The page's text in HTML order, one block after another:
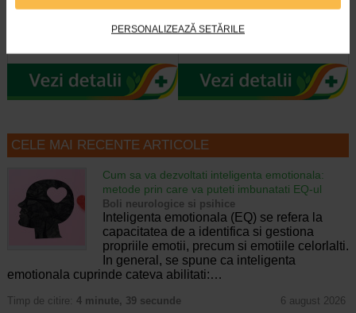
PERSONALIZEAZĂ SETĂRILE
Pasta de dinti Dabur cu carbune
activ, piper negru si ghimbir ofera o
Pasta de dinti Dabur cu Neem este
inspirata din traditia ayurvedica si
CELE MAI RECENTE ARTICOLE
Cum sa va dezvoltati inteligenta emotionala:
metode prin care va puteti imbunatati EQ-ul
Boli neurologice si psihice
Inteligenta emotionala (EQ) se refera la
capacitatea de a identifica si gestiona
propriile emotii, precum si emotiile celorlalti.
In general, se spune ca inteligenta
emotionala cuprinde cateva abilitati:…
Timp de citire: 4 minute, 39 secunde 6 august 2026